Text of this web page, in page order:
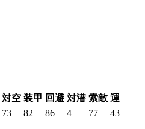
対空 装甲 回避 対潜 索敵 運
73 82 86 4 77 43